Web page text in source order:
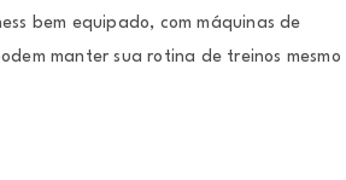
bem equipado, com máquinas de
manter sua rotina de treinos mesmo